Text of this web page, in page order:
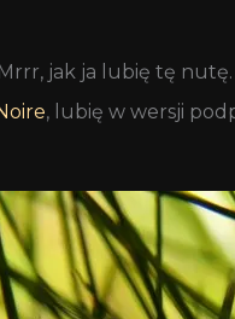
jak ja lubię tę nutę.
, lubię w wersji